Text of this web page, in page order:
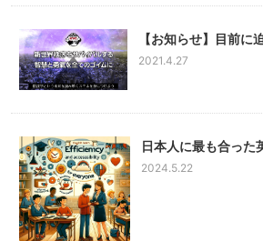
【お知らせ】目前に
2021.4.27
日本人に最も合った
2024.5.22